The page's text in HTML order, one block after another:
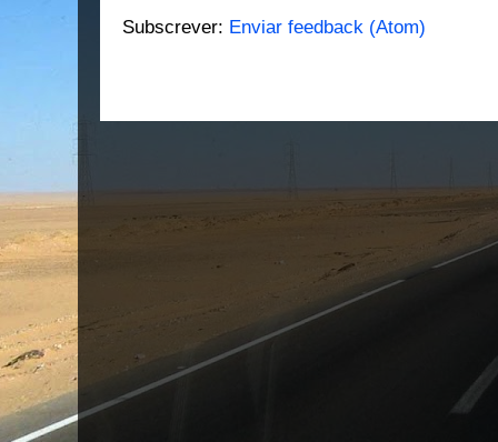
Subscrever: Enviar feedback (Atom)